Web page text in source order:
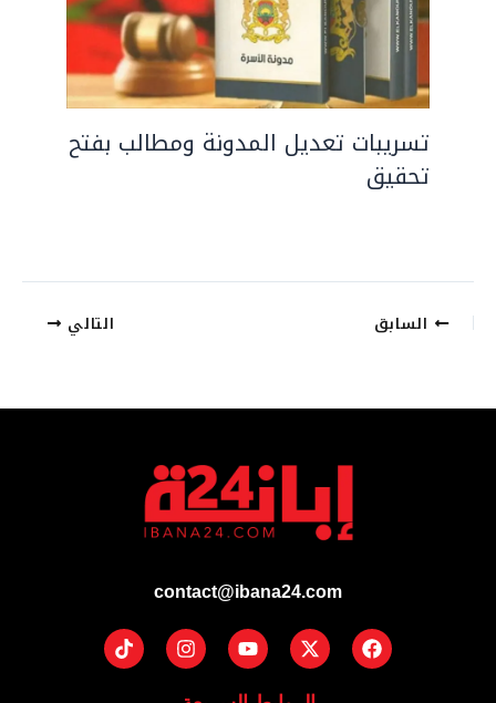
تسريبات تعديل المدونة ومطالب بفتح
تحقيق
السابق التالي
contact@ibana24.com
Facebook
X-
twitter
Youtube
Instagram
Tiktok